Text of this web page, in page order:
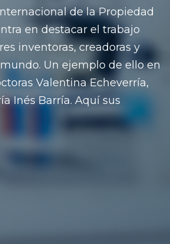
de la Propiedad
en destacar el trabajo
inventoras, creadoras y
Un ejemplo de ello en
Valentina Echeverría,
Inés Barría. Aquí sus